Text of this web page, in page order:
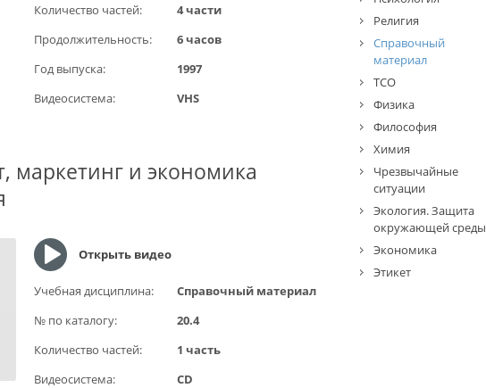
Количество частей:
4 части
Продолжительность:
6 часов
Год выпуска:
1997
Видеосистема:
VHS
маркетинг и экономика
Открыть видео
Учебная дисциплина:
Справочный материал
№ по каталогу:
20.4
Количество частей:
1 часть
Видеосистема:
CD
Религия
Справочный
материал
ТСО
Физика
Философия
Химия
Чрезвычайные
ситуации
Экология. Защита
окружающей среды
Экономика
Этикет